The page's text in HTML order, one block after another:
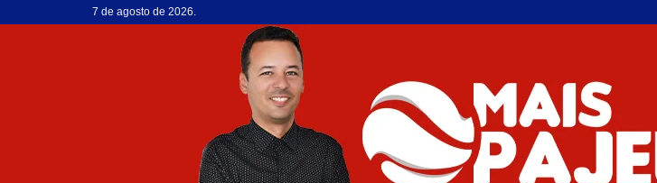
7 de agosto de 2026.